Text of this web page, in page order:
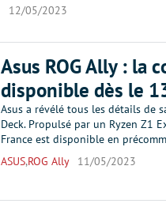
12/05/2023
Asus ROG Ally : la
disponible dès le
Asus a révélé tous les détails de
Deck. Propulsé par un Ryzen Z1
France est disponible en
ASUS,ROG Ally 11/05/2023